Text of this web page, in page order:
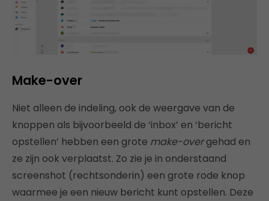
Make-over
Niet alleen de indeling, ook de weergave van de
knoppen als bijvoorbeeld de ‘inbox’ en ‘bericht
opstellen’ hebben een grote make-overgehad en
ze zijn ook verplaatst. Zo zie je in onderstaand
screenshot (rechtsonderin) een grote rode knop
waarmee je een nieuw bericht kunt opstellen. Deze